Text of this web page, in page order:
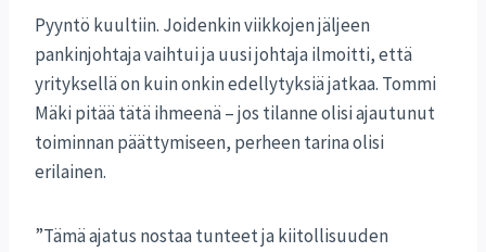
Pyyntö kuultiin. Joidenkin viikkojen jäljeen
pankinjohtaja vaihtui ja uusi johtaja ilmoitti, että
yrityksellä on kuin onkin edellytyksiä jatkaa. Tommi
Mäki pitää tätä ihmeenä – jos tilanne olisi ajautunut
toiminnan päättymiseen, perheen tarina olisi
erilainen.
”Tämä ajatus nostaa tunteet ja kiitollisuuden